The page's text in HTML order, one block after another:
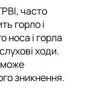
часто
горло і
носа і горла
ходи.
може
зникнення.